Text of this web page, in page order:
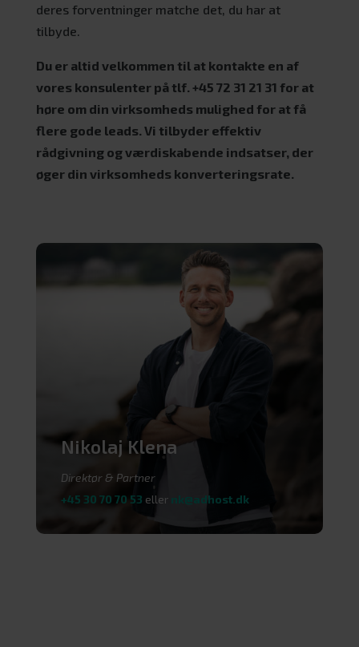
deres forventninger matche det, du har at
tilbyde.
Du er altid velkommen til at kontakte en af
vores konsulenter på tlf. +45 72 31 21 31 for at
høre om din virksomheds mulighed for at få
flere gode leads. Vi tilbyder effektiv
rådgivning og værdiskabende indsatser, der
øger din virksomheds konverteringsrate.
Nikolaj Klena
Direktør & Partner
+45 30 70 70 53 eller nk@adhost.dk